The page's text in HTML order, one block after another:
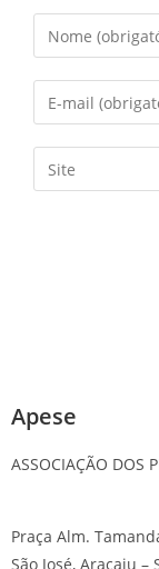
Apese
ASSOCIAÇÃO DOS
Praça Alm.
São José, Aracaju –